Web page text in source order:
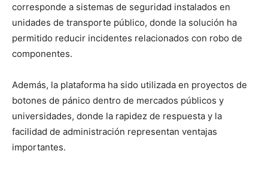
corresponde a sistemas de seguridad instalados en
unidades de transporte público, donde la solución ha
permitido reducir incidentes relacionados con robo de
componentes.
Además, la plataforma ha sido utilizada en proyectos de
botones de pánico dentro de mercados públicos y
universidades, donde la rapidez de respuesta y la
facilidad de administración representan ventajas
importantes.